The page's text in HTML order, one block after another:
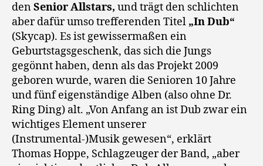
denSenior Allstars, und trägt den schlichten
aber dafür umso trefferenden Titel „In Dub“
(Skycap). Es ist gewissermaßen ein
Geburtstagsgeschenk, das sich die Jungs
gegönnt haben, denn als das Projekt 2009
geboren wurde, waren die Senioren 10 Jahre
und fünf eigenständige Alben (also ohne Dr.
Ring Ding) alt. „Von Anfang an ist Dub zwar ein
wichtiges Element unserer
(Instrumental-)Musik gewesen“, erklärt
Thomas Hoppe, Schlagzeuger der Band, „aber